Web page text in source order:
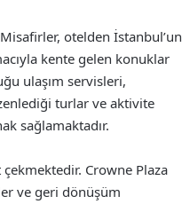
otelden İstanbul’un
kente gelen konuklar
ulaşım servisleri,
turlar ve aktivite
sağlamaktadır.
Crowne Plaza
ve geri dönüşüm